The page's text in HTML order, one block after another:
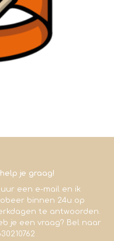
help je graag!
een e-mail en ik
binnen 24u op
te antwoorden.
je een vraag? Bel naar